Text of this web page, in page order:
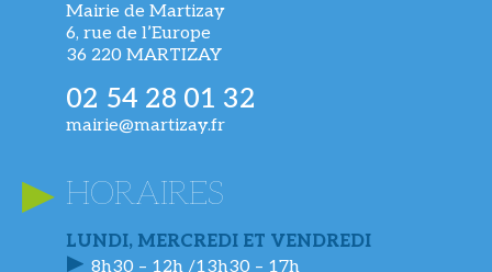
Mairie de Martizay
6, rue de l’Europe
36 220 MARTIZAY
02 54 28 01 32
mairie@martizay.fr
HORAIRES
LUNDI, MERCREDI ET VENDREDI
8h30 – 12h /13h30 – 17h